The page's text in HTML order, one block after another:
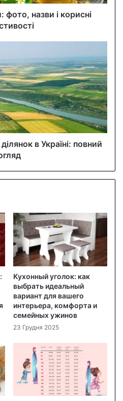
фото, назви і корисні
в Україні: повний
Кухонный уголок: как
выбрать идеальный
вариант для вашего
интерьера, комфорта и
семейных ужинов
23 Грудня 2025